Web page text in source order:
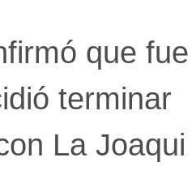
que fue
terminar
La Joaqui